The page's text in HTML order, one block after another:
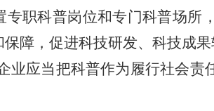
专职科普岗位和专门科普场所
障，促进科技研发、科技成果
应当把科普作为履行社会责